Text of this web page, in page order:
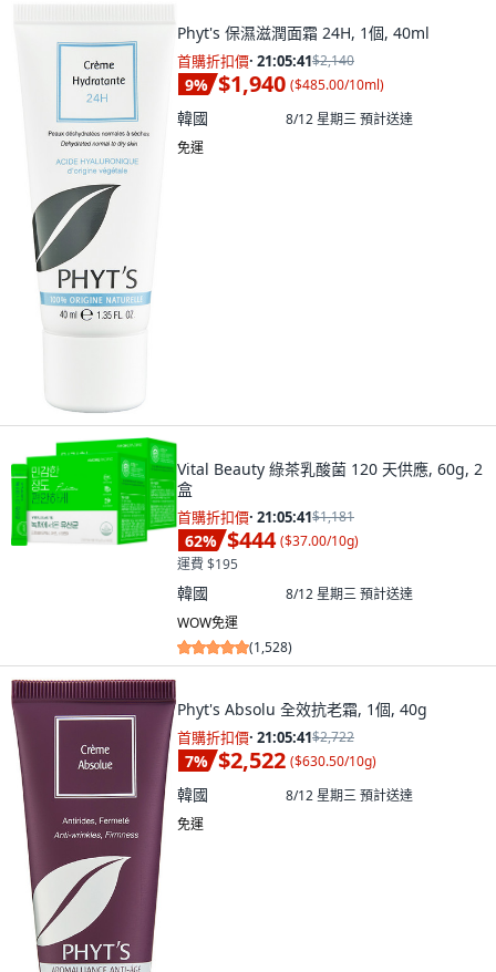
Phyt's 保濕滋潤面霜 24H, 1個, 40ml
首購折扣價· 21:05:40$2,140
9% $1,940 ($485.00/10ml)
韓國 8/12 星期三預計送達
免運
Vital Beauty 綠茶乳酸菌 120 天供應, 60g, 2
盒
首購折扣價· 21:05:40$1,181
62% $444 ($37.00/10g)
運費 $195
韓國 8/12 星期三預計送達
WOW免運
(1,528)
Phyt's Absolu 全效抗老霜, 1個, 40g
首購折扣價· 21:05:40$2,722
7% $2,522 ($630.50/10g)
韓國 8/12 星期三預計送達
免運